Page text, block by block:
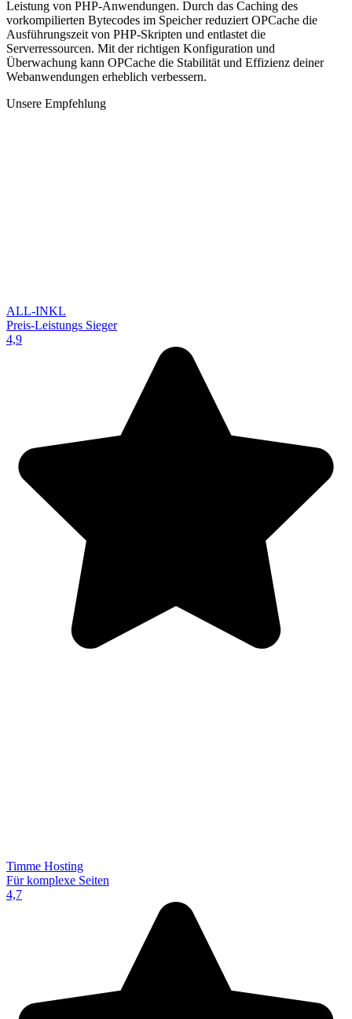
Leistung von PHP-Anwendungen. Durch das Caching des
vorkompilierten Bytecodes im Speicher reduziert OPCache die
Ausführungszeit von PHP-Skripten und entlastet die
Serverressourcen. Mit der richtigen Konfiguration und
Überwachung kann OPCache die Stabilität und Effizienz deiner
Webanwendungen erheblich verbessern.
Unsere Empfehlung
ALL-INKL
Preis-Leistungs Sieger
4,9
Timme Hosting
Für komplexe Seiten
4,7